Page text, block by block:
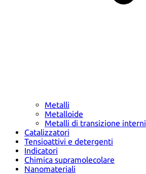
Metalli
Metalloide
Metalli di transizione interni
Catalizzatori
Tensioattivi e detergenti
Indicatori
Chimica supramolecolare
Nanomateriali